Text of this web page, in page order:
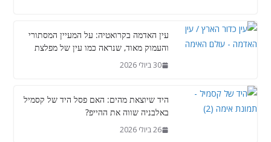
עין האדמה בקרואטיה: על המעיין המסתורי
והעמוק מאוד, שנראה כמו עין של מפלצת
30 ביולי 2026
היד שיוצאת מהים: האם פסל היד של קסמיל
באלבניה שווה את ההייפ?
26 ביולי 2026